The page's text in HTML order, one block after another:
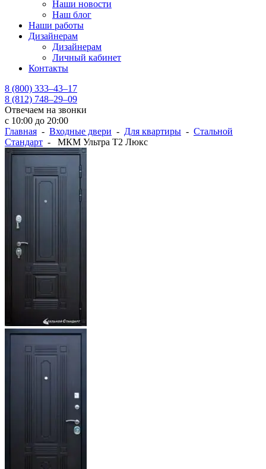
Наши новости
Наш блог
Наши работы
Дизайнерам
Дизайнерам
Личный кабинет
Контакты
8 (800) 333–43–17
8 (812) 748–29–09
Отвечаем на звонки
с 10:00 до 20:00
Главная - Входные двери - Для квартиры - Стальной
Стандарт - МКМ Ультра Т2 Люкс